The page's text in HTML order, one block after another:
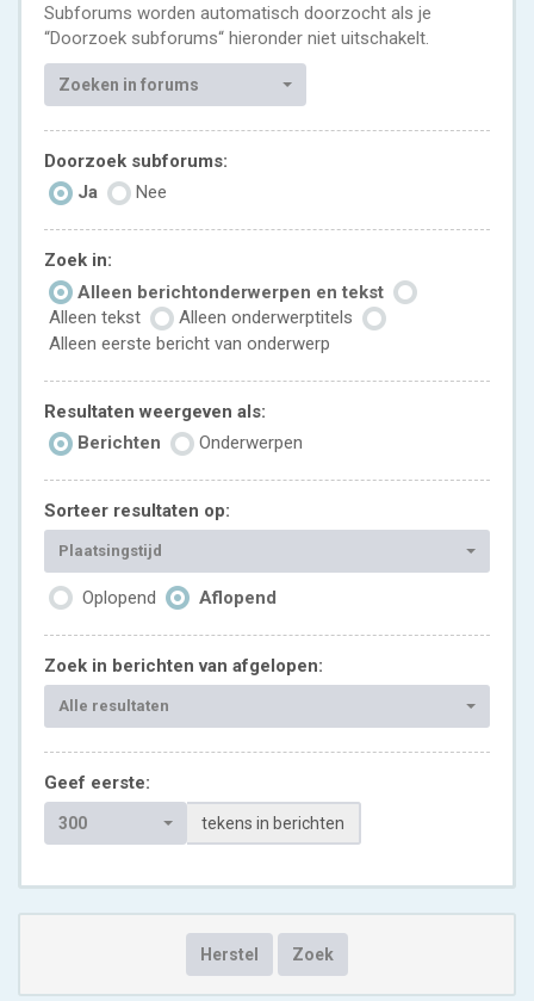
Subforums worden automatisch doorzocht als je
“Doorzoek subforums“ hieronder niet uitschakelt.
Zoeken in forums
Doorzoek subforums:
Ja
Nee
Zoek in:
Alleen berichtonderwerpen en tekst
Alleen tekst
Alleen onderwerptitels
Alleen eerste bericht van onderwerp
Resultaten weergeven als:
Berichten
Onderwerpen
Sorteer resultaten op:
Plaatsingstijd
Oplopend Aflopend
Zoek in berichten van afgelopen:
Alle resultaten
Geef eerste:
300 tekens in berichten
Herstel Zoek